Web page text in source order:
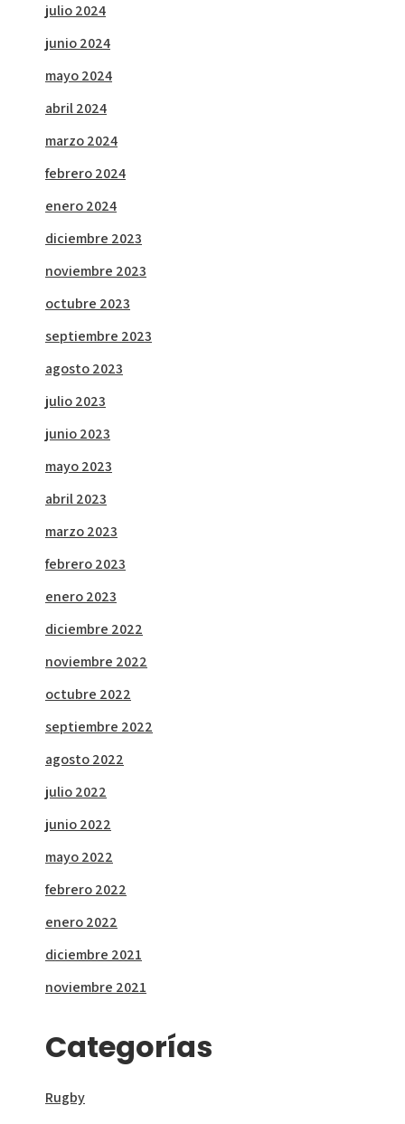
julio 2024
junio 2024
mayo 2024
abril 2024
marzo 2024
febrero 2024
enero 2024
diciembre 2023
noviembre 2023
octubre 2023
septiembre 2023
agosto 2023
julio 2023
junio 2023
mayo 2023
abril 2023
marzo 2023
febrero 2023
enero 2023
diciembre 2022
noviembre 2022
octubre 2022
septiembre 2022
agosto 2022
julio 2022
junio 2022
mayo 2022
febrero 2022
enero 2022
diciembre 2021
noviembre 2021
Categorías
Rugby